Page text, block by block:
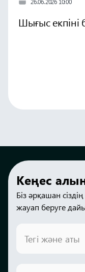
Шығыс екпіні
Кеңес
Біз әрқашан
жауап беруге
Тегі және аты